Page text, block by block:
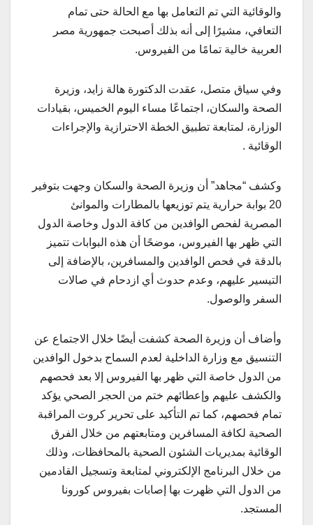
والوقائية التي تم التعامل بها مع الحالة حتى تمام
التعافي، مشيرًا إلى أنه بذلك أصبحت جمهورية مصر
العربية خالية تمامًا من الفيروس.
وفي سياق متصل، عقدت الدكتورة هالة زايد، وزيرة
الصحة والسكان، اجتماعًا مساء اليوم الخميس، بقيادات
الوزارة، لمتابعة تطبيق الخطة الاحترازية والإجراءات
الوقائية .
وكشف “مجاهد” أن وزيرة الصحة والسكان وجهت بتوفير
20 بوابة حرارية يتم توزيعها بالمطارات والموانئ
المصرية لفحص الوافدين من كافة الدول وخاصة الدول
التي ظهر بها الفيروس، موضحًا أن هذه البوابات تتميز
بالدقة في فحص الوافدين والمسافرين، بالإضافة إلى
التيسير عليهم، وعدم حدوث أي ازدحام في صالات
السفر والوصول.
وأضاف أن وزيرة الصحة كشفت أيضًا خلال الاجتماع عن
التنسيق مع وزارة الداخلية لعدم السماح بدخول الوافدين
من الدول خاصة التي ظهر بها الفيروس إلا بعد فحصهم
والكشف عليهم وإعطائهم ختم من الحجر الصحي يؤكد
تمام فحصهم، كما تم التأكيد على تحرير كروت المراقبة
الصحية لكافة المسافرين ومتابعتهم من خلال الفرق
الوقائية بمديريات الشئون الصحية بالمحافظات، وذلك
من خلال البرنامج الإلكتروني لمتابعة وتسجيل القادمين
من الدول التي ظهرت بها إصابات بفيروس كورونا
المستجد.